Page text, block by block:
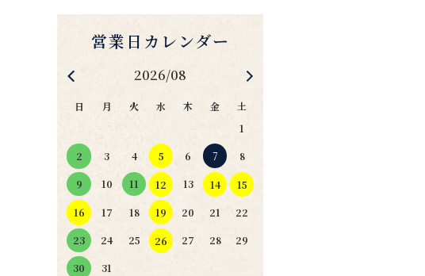
2026/08
日 月 火 水 木 金
土
1
2 3 4 5 6 7 8
9 10 11 12 13 14 15
16 17 18 19 20 21 22
23 24 25 26 27 28 29
30 31